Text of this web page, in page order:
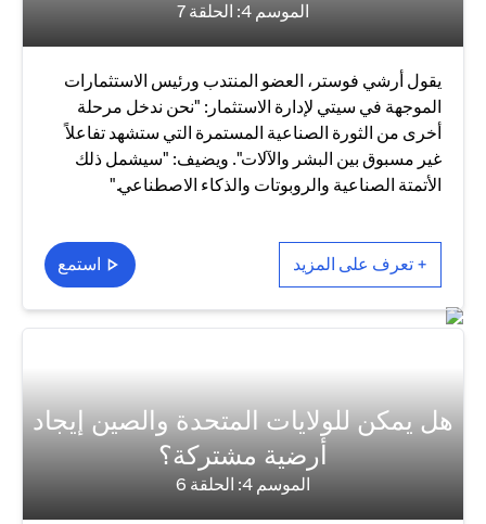
الموسم 4: الحلقة 7
يقول أرشي فوستر، العضو المنتدب ورئيس الاستثمارات
الموجهة في سيتي لإدارة الاستثمار: "نحن ندخل مرحلة
أخرى من الثورة الصناعية المستمرة التي ستشهد تفاعلاً
غير مسبوق بين البشر والآلات". ويضيف: "سيشمل ذلك
الأتمتة الصناعية والروبوتات والذكاء الاصطناعي."
+ تعرف على المزيد استمع
هل يمكن للولايات المتحدة والصين إيجاد
أرضية مشتركة؟
الموسم 4: الحلقة 6